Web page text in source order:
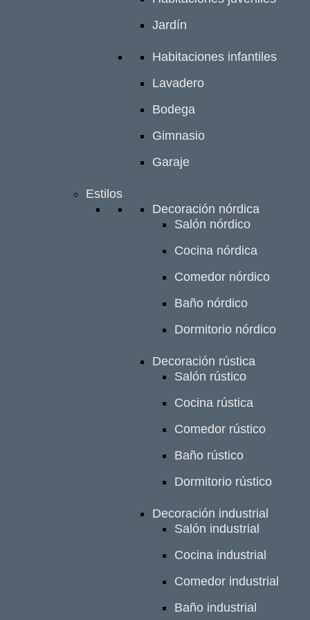
Jardín
Habitaciones infantiles
Lavadero
Bodega
Gimnasio
Garaje
Estilos
Decoración nórdica
Salón nórdico
Cocina nórdica
Comedor nórdico
Baño nórdico
Dormitorio nórdico
Decoración rústica
Salón rústico
Cocina rústica
Comedor rústico
Baño rústico
Dormitorio rústico
Decoración industrial
Salón industrial
Cocina industrial
Comedor industrial
Baño industrial